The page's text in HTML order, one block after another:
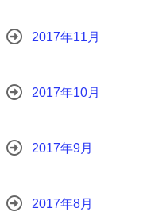
2017年11月
2017年10月
2017年9月
2017年8月